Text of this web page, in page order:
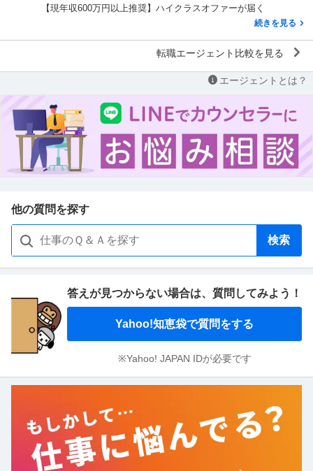
【現年収600万円以上推奨】ハイクラスオファーが届く
続きを見る
転職エージェント比較を見る
エージェントとは？
他の質問を探す
検索
答えが見つからない場合は、 質問してみよう！
Yahoo!知恵袋で質問をする
※Yahoo! JAPAN IDが必要です